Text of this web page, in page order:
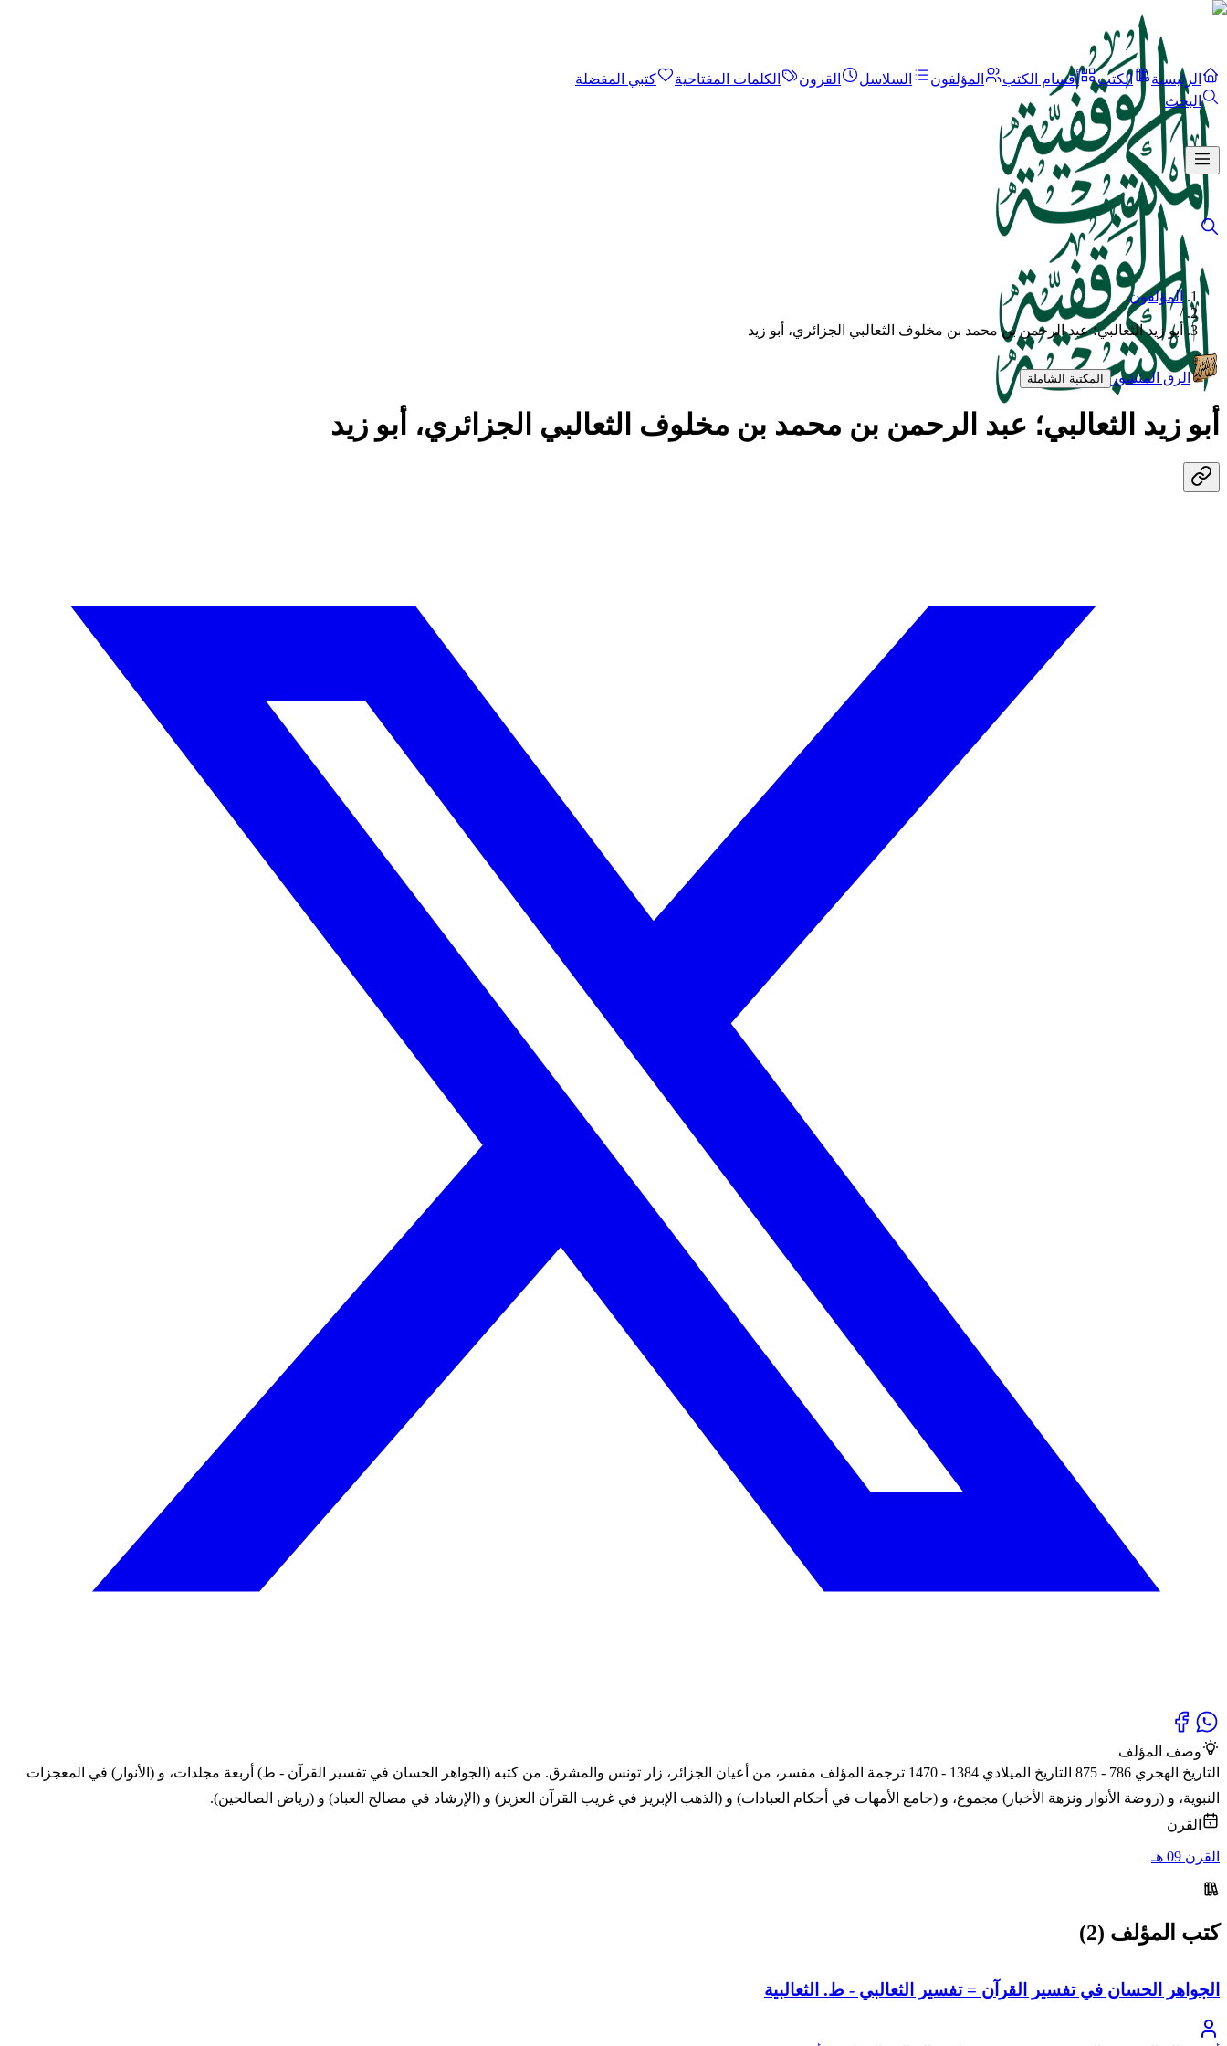
الرئيسية الكتب أقسام الكتب المؤلفون السلاسل القرون الكلمات المفتاحية
كتبي المفضلة
البحث
المؤلفون
/
أبو زيد الثعالبي؛ عبد الرحمن بن محمد بن مخلوف الثعالبي الجزائري، أبو زيد
الرق المنشور المكتبة الشاملة
أبو زيد الثعالبي؛ عبد الرحمن بن محمد بن مخلوف الثعالبي الجزائري، أبو زيد
وصف المؤلف
التاريخ الهجري 786 - 875 التاريخ الميلادي 1384 - 1470 ترجمة المؤلف مفسر، من أعيان الجزائر، زار تونس والمشرق. من كتبه (الجواهر الحسان في تفسير القرآن - ط) أربعة مجلدات، و (الأنوار) في المعجزات
النبوية، و (روضة الأنوار ونزهة الأخيار) مجموع، و (جامع الأمهات في أحكام العبادات) و (الذهب الإبريز في غريب القرآن العزيز) و (الإرشاد في مصالح العباد) و (رياض الصالحين).
القرن
القرن 09 هـ
كتب المؤلف (2)
الجواهر الحسان في تفسير القرآن = تفسير الثعالبي - ط. الثعالبية